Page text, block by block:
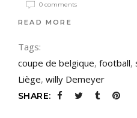
0 comments
READ MORE
Tags:
coupe de belgique, football,
Liège, willy Demeyer
SHARE: